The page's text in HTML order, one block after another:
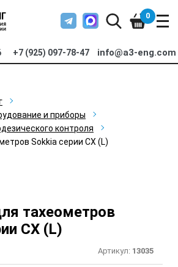
+7 (925) 097-78-47 info@a3-eng.com
0
и приборы
контроля
Sokkia серии CX (L)
тахеометров
CX (L)
Артикул: 13035